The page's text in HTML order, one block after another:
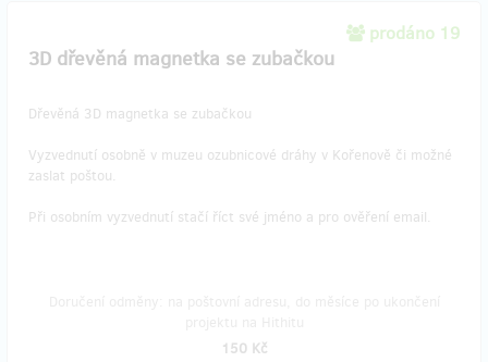
prodáno 19
3D dřevěná magnetka se zubačkou
Dřevěná 3D magnetka se zubačkou
Vyzvednutí osobně v muzeu ozubnicové dráhy v Kořenově či možné
zaslat poštou.
Při osobním vyzvednutí stačí říct své jméno a pro ověření email.
150 Kč